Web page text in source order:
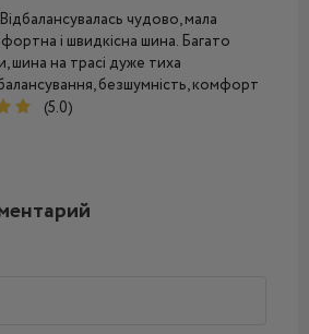
чудово, мала
і швидкісна шина. Багато
шина на трасі дуже тиха
безшумність, комфорт
(5.0)